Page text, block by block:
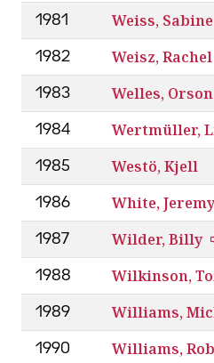
1981 Weiss, Sabine
1982 Weisz, Rachel
1983 Welles, Orson
1984 Wertmüller,
1985 Westö, Kjell
1986 White,
1987 Wilder, Billy
1988 Wilkinson,
1989 Williams,
1990 Williams,